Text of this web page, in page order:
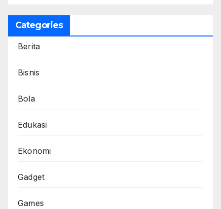
Categories
Berita
Bisnis
Bola
Edukasi
Ekonomi
Gadget
Games